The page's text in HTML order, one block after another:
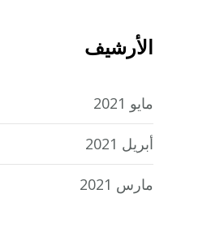
الأرشيف
مايو 2021
أبريل 2021
مارس 2021